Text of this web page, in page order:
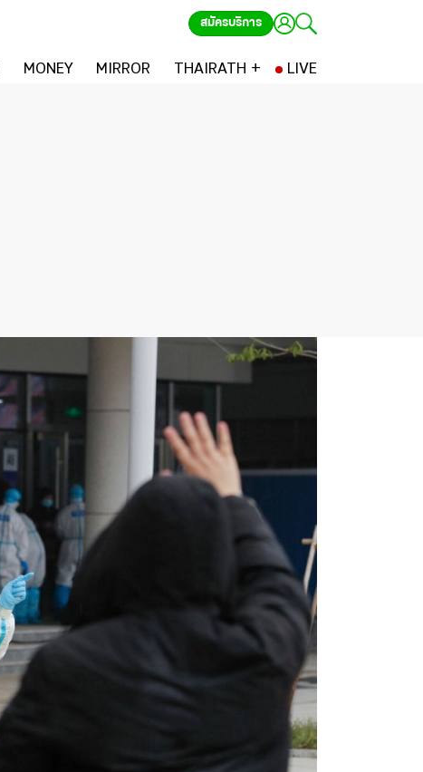
สมัครบริการ
MONEY MIRROR THAIRATH + LIVE